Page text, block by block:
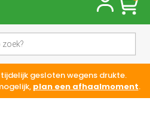
gesloten wegens drukte.
plan een afhaalmoment.